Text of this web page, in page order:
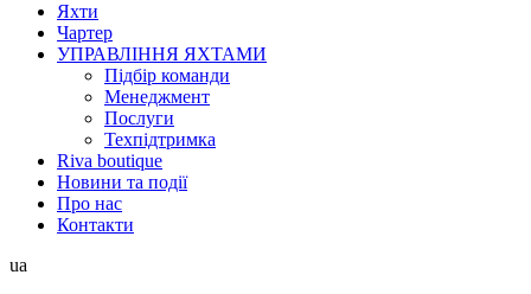
Яхти
Чартер
УПРАВЛІННЯ ЯХТАМИ
Підбір команди
Менеджмент
Послуги
Техпідтримка
Riva boutique
Новини та події
Про нас
Контакти
ua